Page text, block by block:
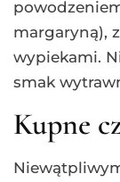
margaryną),
wypiekami.
smak
Kupne